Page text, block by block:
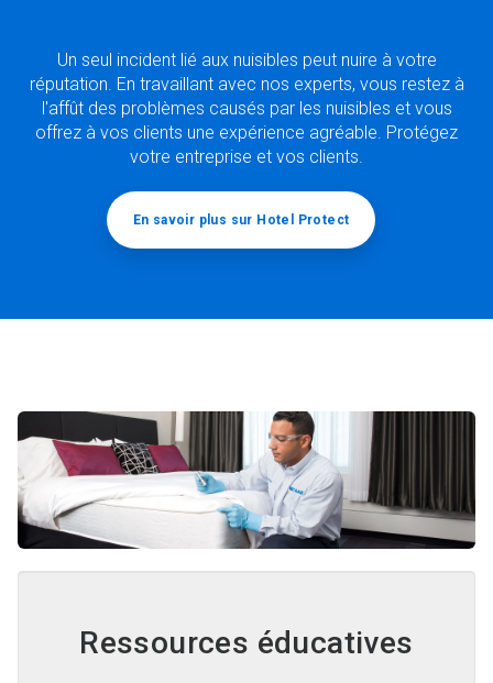
Un seul incident lié aux nuisibles peut nuire à votre
réputation. En travaillant avec nos experts, vous restez à
l'affût des problèmes causés par les nuisibles et vous
offrez à vos clients une expérience agréable. Protégez
votre entreprise et vos clients.
En savoir plus sur Hotel Protect
Ressources éducatives